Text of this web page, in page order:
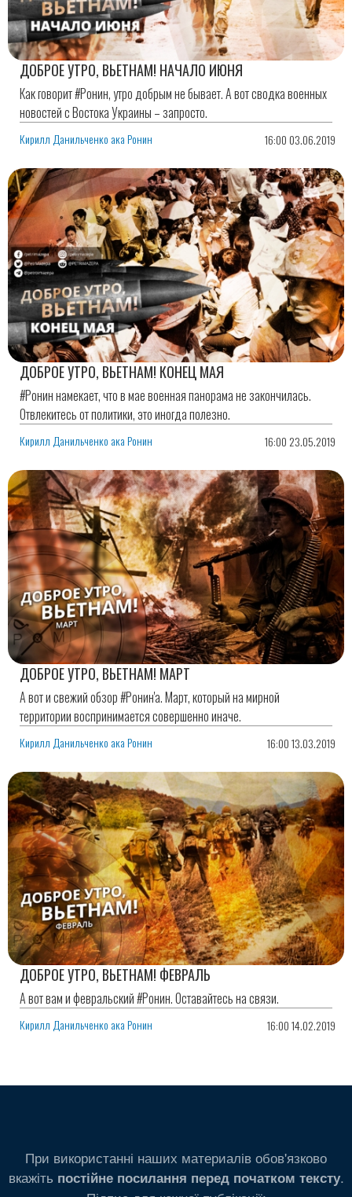
ДОБРОЕ УТРО, ВЬЕТНАМ! НАЧАЛО ИЮНЯ
Как говорит #Ронин, утро добрым не бывает. А вот сводка военных
новостей с Востока Украины – запросто.
Кирилл Данильченко ака Ронин 16:00 03.06.2019
ДОБРОЕ УТРО, ВЬЕТНАМ! КОНЕЦ МАЯ
#Ронин намекает, что в мае военная панорама не закончилась.
Отвлекитесь от политики, это иногда полезно.
Кирилл Данильченко ака Ронин 16:00 23.05.2019
ДОБРОЕ УТРО, ВЬЕТНАМ! МАРТ
А вот и свежий обзор #Ронин'а. Март, который на мирной
территории воспринимается совершенно иначе.
Кирилл Данильченко ака Ронин 16:00 13.03.2019
ДОБРОЕ УТРО, ВЬЕТНАМ! ФЕВРАЛЬ
А вот вам и февральский #Ронин. Оставайтесь на связи.
Кирилл Данильченко ака Ронин 16:00 14.02.2019
При використанні наших материалів обов'язково
вкажіть постійне посилання перед початком тексту.